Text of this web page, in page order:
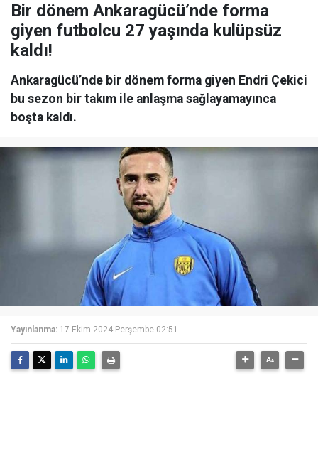
Bir dönem Ankaragücü’nde forma
giyen futbolcu 27 yaşında kulüpsüz
kaldı!
Ankaragücü’nde bir dönem forma giyen Endri Çekici
bu sezon bir takım ile anlaşma sağlayamayınca
boşta kaldı.
Yayınlanma: 17 Ekim 2024 Perşembe 02:51